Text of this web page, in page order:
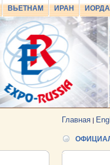
ВЬЕТНАМ ИРАН
Главная |